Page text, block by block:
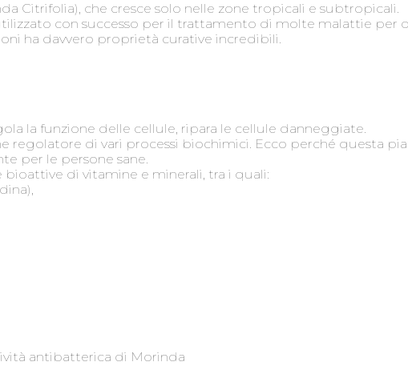
Citrifolia), che cresce solo nelle zone tropicali e subtropicali.
con successo per il trattamento di molte malattie per
ha davvero proprietà curative incredibili.
la funzione delle cellule, ripara le cellule danneggiate.
regolatore di vari processi biochimici. Ecco perché questa
per le persone sane.
bioattive di vitamine e minerali, tra i quali:
antibatterica di Morinda